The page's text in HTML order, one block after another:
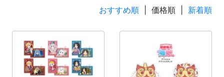
おすすめ順 | 価格順 | 新着順